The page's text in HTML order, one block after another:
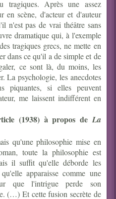
tragiques. Après une assez
en scène, d'acteur et d'auteur
n'est pas de vrai théâtre sans
dramatique qui, à l'exemple
tragiques grecs, ne mette en
dans ce qu'il a de simple et de
ce sont là, du moins, les
La psychologie, les anecdotes
piquantes, si elles peuvent
me laissent indifférent en
(1938) à propos deLa
qu'une philosophie mise en
toute la philosophie est
il suffit qu'elle déborde les
apparaisse comme une
que l'intrigue perde son
(…) Et cette fusion secrète de